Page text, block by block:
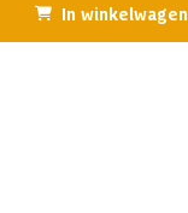
In winkelwagen